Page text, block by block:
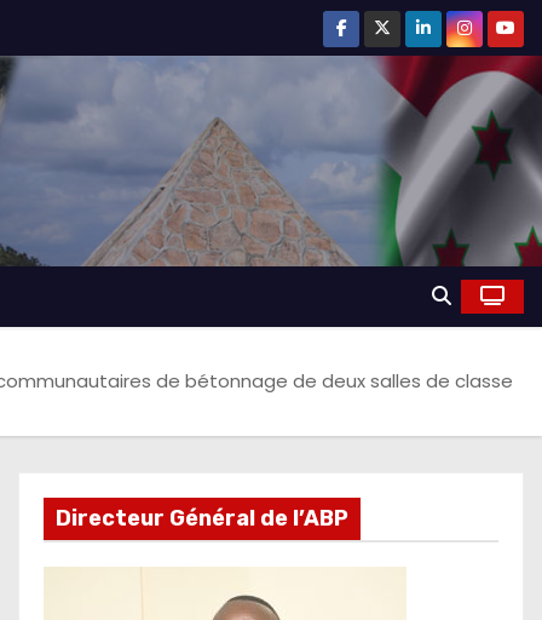
de bétonnage de deux salles de classe
Directeur Général de l’ABP